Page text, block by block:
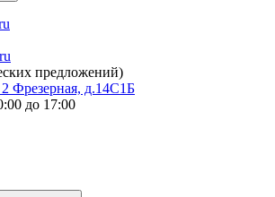
предложений)
Фрезерная, д.14С1Б
до 17:00